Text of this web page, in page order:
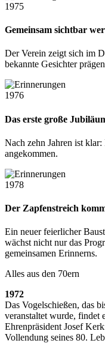
1975
Gemeinsam sichtbar
Der Verein zeigt sich im
bekannte Gesichter
1976
Das erste große
Nach zehn Jahren ist
angekommen.
1978
Der Zapfenstreich
Ein neuer feierlicher
wächst nicht nur das
gemeinsamen Erinnerns.
Alles aus den 70ern
1972
Das Vogelschießen, das
veranstaltet wurde, findet
Ehrenpräsident Josef
Vollendung seines 80.